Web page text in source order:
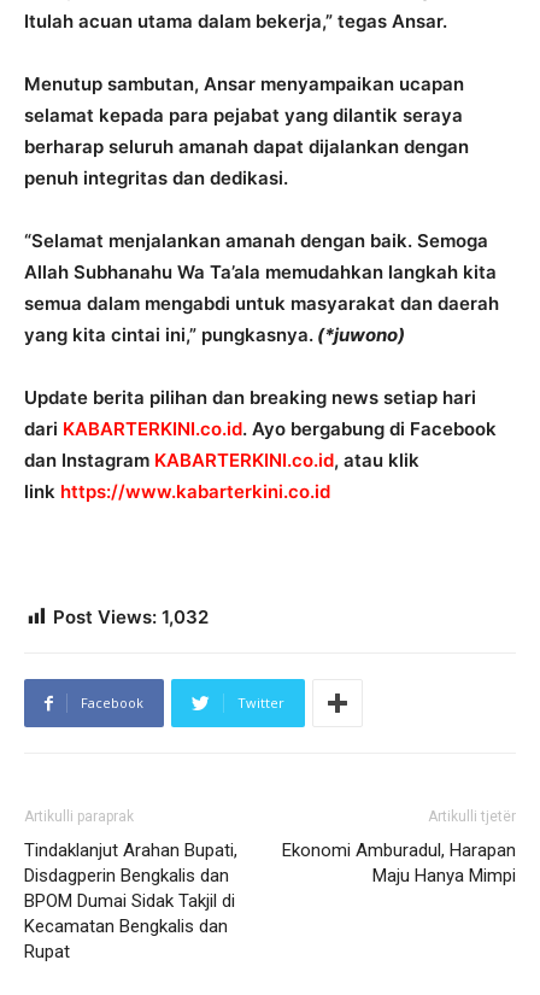
Itulah acuan utama dalam bekerja,” tegas Ansar.
Menutup sambutan, Ansar menyampaikan ucapan
selamat kepada para pejabat yang dilantik seraya
berharap seluruh amanah dapat dijalankan dengan
penuh integritas dan dedikasi.
“Selamat menjalankan amanah dengan baik. Semoga
Allah Subhanahu Wa Ta’ala memudahkan langkah kita
semua dalam mengabdi untuk masyarakat dan daerah
yang kita cintai ini,” pungkasnya. (*juwono)
Update berita pilihan dan breaking news setiap hari
dari KABARTERKINI.co.id. Ayo bergabung di Facebook
dan Instagram KABARTERKINI.co.id, atau klik
link https://www.kabarterkini.co.id
Post Views: 1,032
Facebook Twitter
Artikulli paraprak
Tindaklanjut Arahan Bupati,
Disdagperin Bengkalis dan
BPOM Dumai Sidak Takjil di
Kecamatan Bengkalis dan
Rupat
Artikulli tjetër
Ekonomi Amburadul, Harapan
Maju Hanya Mimpi